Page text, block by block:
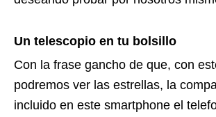
Un telescopio en tu bolsillo
Con la frase gancho de que, con
podremos ver las estrellas, la
incluido en este smartphone el